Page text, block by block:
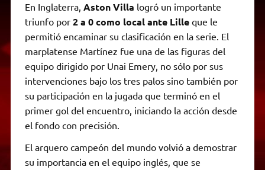
En Inglaterra, Aston Villa logró un importante
triunfo por 2 a 0 como local ante Lilleque le
permitió encaminar su clasificación en la serie. El
marplatense Martínez fue una de las figuras del
equipo dirigido por Unai Emery, no sólo por sus
intervenciones bajo los tres palos sino también por
su participación en la jugada que terminó en el
primer gol del encuentro, iniciando la acción desde
el fondo con precisión.
El arquero campeón del mundo volvió a demostrar
su importancia en el equipo inglés, que se